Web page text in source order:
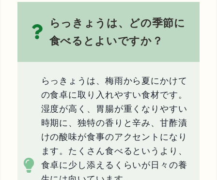
らっきょうは、どの季節に
食べるとよいですか？
らっきょうは、梅雨から夏にかけて
の食卓に取り入れやすい食材です。
湿度が高く、胃腸が重くなりやすい
時期に、独特の香りと辛み、甘酢漬
けの酸味が食事のアクセントになり
ます。たくさん食べるというより、
食卓に少し添えるくらいが日々の養